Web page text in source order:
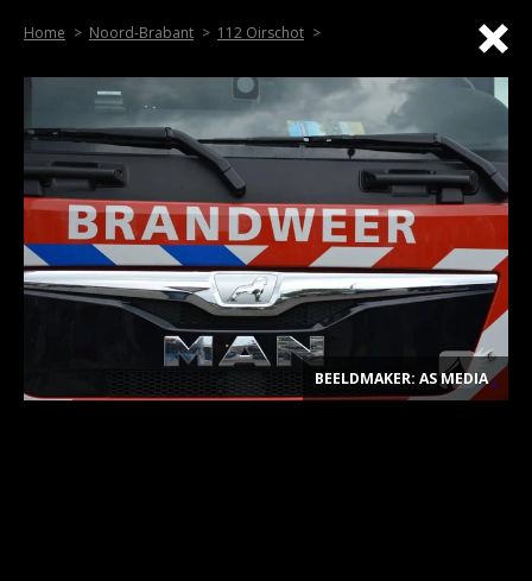
Home Noord-Brabant 112 Oirschot
BEELDMAKER: AS MEDIA.